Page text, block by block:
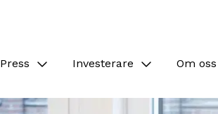
Press Investerare Om oss